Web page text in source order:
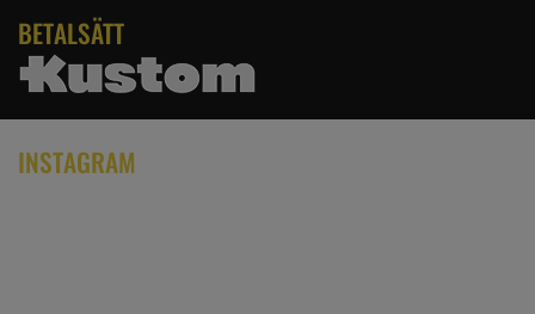
BETALSÄTT
INSTAGRAM